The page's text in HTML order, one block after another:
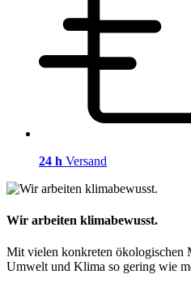
24 h Versand
Wir arbeiten klimabewusst.
Mit vielen konkreten ökologischen
Umwelt und Klima so gering wie